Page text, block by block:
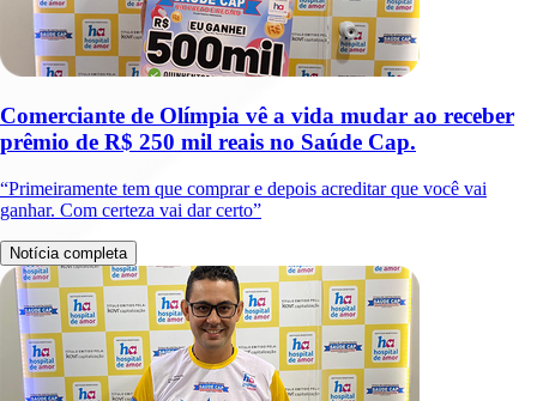
Comerciante de Olímpia vê a vida mudar ao receber
prêmio de R$ 250 mil reais no Saúde Cap.
“Primeiramente tem que comprar e depois acreditar que você vai
ganhar. Com certeza vai dar certo”
Notícia completa